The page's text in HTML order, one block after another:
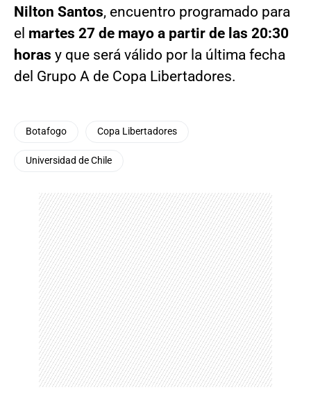
Nilton Santos, encuentro programado para
el martes 27 de mayo a partir de las 20:30
horas y que será válido por la última fecha
del Grupo A de Copa Libertadores.
Botafogo Copa Libertadores
Universidad de Chile